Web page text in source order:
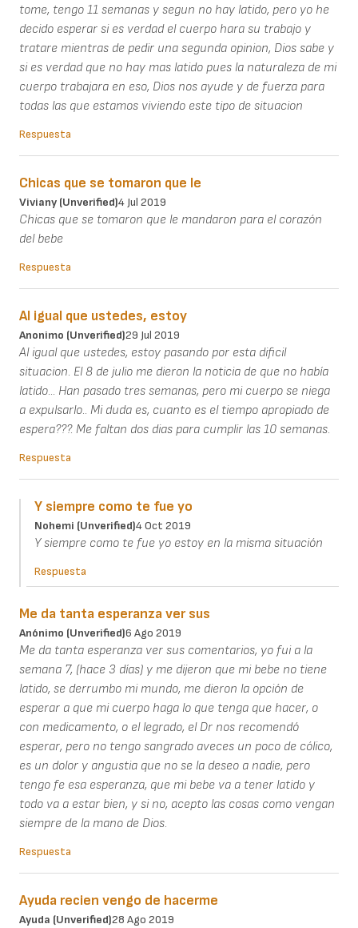
tome, tengo 11 semanas y segun no hay latido, pero yo he
decido esperar si es verdad el cuerpo hara su trabajo y
tratare mientras de pedir una segunda opinion, Dios sabe y
si es verdad que no hay mas latido pues la naturaleza de mi
cuerpo trabajara en eso, Dios nos ayude y de fuerza para
todas las que estamos viviendo este tipo de situacion
Respuesta
Chicas que se tomaron que le
Viviany (unverified)4 Jul 2019
Chicas que se tomaron que le mandaron para el corazón
del bebe
Respuesta
Al igual que ustedes, estoy
Anonimo (unverified)29 Jul 2019
Al igual que ustedes, estoy pasando por esta dificil
situacion. El 8 de julio me dieron la noticia de que no había
latido... Han pasado tres semanas, pero mi cuerpo se niega
a expulsarlo.. Mi duda es, cuanto es el tiempo apropiado de
espera???. Me faltan dos dias para cumplir las 10 semanas.
Respuesta
Y siempre como te fue yo
Nohemi (unverified)4 Oct 2019
Y siempre como te fue yo estoy en la misma situación
Respuesta
Me da tanta esperanza ver sus
Anónimo (unverified)6 Ago 2019
Me da tanta esperanza ver sus comentarios, yo fui a la
semana 7, (hace 3 días) y me dijeron que mi bebe no tiene
latido, se derrumbo mi mundo, me dieron la opción de
esperar a que mi cuerpo haga lo que tenga que hacer, o
con medicamento, o el legrado, el Dr nos recomendó
esperar, pero no tengo sangrado aveces un poco de cólico,
es un dolor y angustia que no se la deseo a nadie, pero
tengo fe esa esperanza, que mi bebe va a tener latido y
todo va a estar bien, y si no, acepto las cosas como vengan
siempre de la mano de Dios.
Respuesta
Ayuda recien vengo de hacerme
Ayuda (unverified)28 Ago 2019